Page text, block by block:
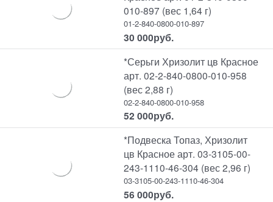
010-897 (вес 1,64 г)
01-2-840-0800-010-897
30 000руб.
*Серьги Хризолит цв Красное
арт. 02-2-840-0800-010-958
(вес 2,88 г)
02-2-840-0800-010-958
52 000руб.
*Подвеска Топаз, Хризолит
цв Красное арт. 03-3105-00-
243-1110-46-304 (вес 2,96 г)
03-3105-00-243-1110-46-304
56 000руб.